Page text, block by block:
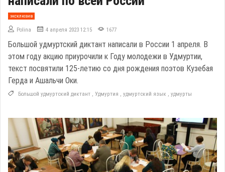
эксклюзив
Polina 4 апреля 2023 12:15 1677
Большой удмуртский диктант написали в России 1 апреля. В
этом году акцию приурочили к Году молодежи в Удмуртии,
текст посвятили 125-летию со дня рождения поэтов Кузебая
Герда и Ашальчи Оки.
Большой удмуртский диктант , Удмуртия , удмуртский язык , удмурты